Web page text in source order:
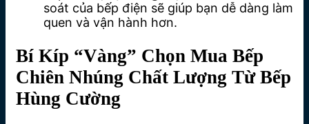
soát của bếp điện sẽ giúp bạn dễ dàng làm
quen và vận hành hơn.
Bí Kíp “Vàng” Chọn Mua Bếp
Chiên Nhúng Chất Lượng Từ Bếp
Hùng Cường